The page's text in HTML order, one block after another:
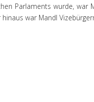
Parlaments wurde,
war Mandl